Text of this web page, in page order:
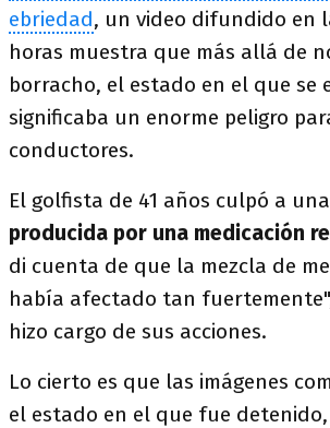
ebriedad, un video difundido en
horas muestra que más allá de
borracho, el estado en el que se
significaba un enorme peligro
conductores.
El golfista de 41 años culpó a
producida por una medicación
di cuenta de que la mezcla de
había afectado tan
hizo cargo de sus acciones.
Lo cierto es que las imágenes
el estado en el que fue